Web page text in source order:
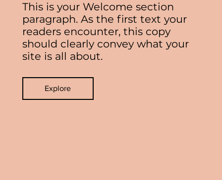
This is your Welcome section
paragraph. As the first text your
readers encounter, this copy
should clearly convey what your
site is all about.
Explore